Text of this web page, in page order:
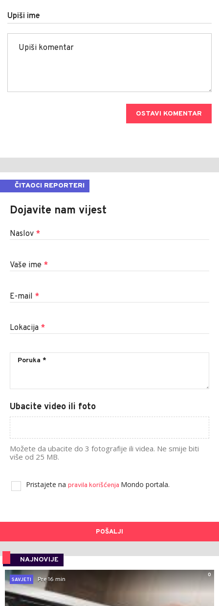
Upiši ime
OSTAVI KOMENTAR
ČITAOCI REPORTERI
Dojavite nam vijest
Naslov *
Vaše ime *
E-mail *
Lokacija *
Ubacite video ili foto
Možete da ubacite do 3 fotografije ili videa. Ne smije biti
više od 25 MB.
Pristajete na pravila korišćenja Mondo portala.
POŠALJI
NAJNOVIJE
0
SAVJETI
Pre 16 min